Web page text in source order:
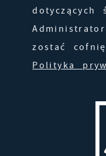
dotyczących
zostać
Polityka